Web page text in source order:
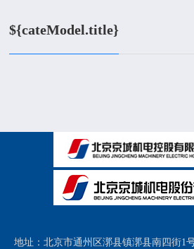
${cateModel.title}
地址：北京市通州区漷县镇漷县南四街1